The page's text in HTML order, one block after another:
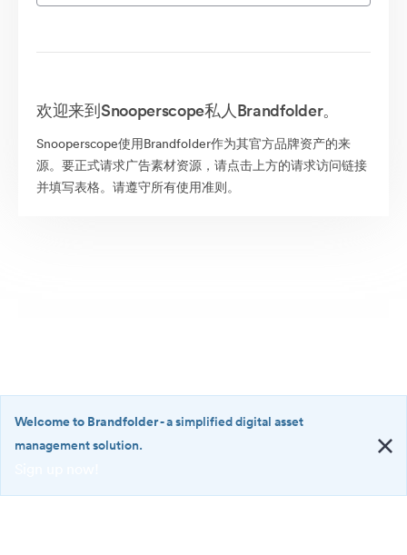
欢迎来到Snooperscope私人Brandfolder。
Snooperscope使用Brandfolder作为其官方品牌资产的来
源。要正式请求广告素材资源，请点击上方的请求访问链接
并填写表格。请遵守所有使用准则。
·
Welcome to Brandfolder- a simplified digital asset
management solution.